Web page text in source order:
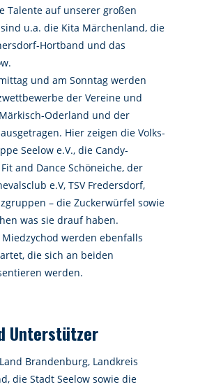
Talente auf unserer großen
u.a. die Kita Märchenland, die
Hortband und das
und am Sonntag werden
der Vereine und
Oderland und der
Hier zeigen die Volks-
Seelow e.V., die Candy-
and Dance Schöneiche, der
e.V, TSV Fredersdorf,
– die Zuckerwürfel sowie
was sie drauf haben.
werden ebenfalls
die sich an beiden
werden.
Unterstützer
Brandenburg, Landkreis
die Stadt Seelow sowie die